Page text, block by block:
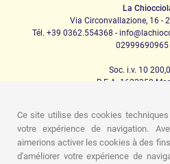
La
Via Circonvallazione, 16 -
Tél. +39 0362.554368 -
02999690965
Soc. i.v. 10
R.E.A. 1622350
PRODOTTI
Marche
Sièges d'auto La
Ce site utilise des cookies
votre expérience de navigation.
aimerions activer les cookies à des
d'améliorer votre expérience de